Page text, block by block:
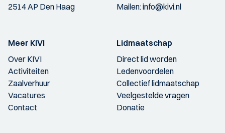
2514 AP Den Haag
Mailen:info@kivi.nl
Meer KIVI
Over KIVI
Activiteiten
Zaalverhuur
Vacatures
Contact
Lidmaatschap
Direct lid worden
Ledenvoordelen
Collectief lidmaatschap
Veelgestelde vragen
Donatie